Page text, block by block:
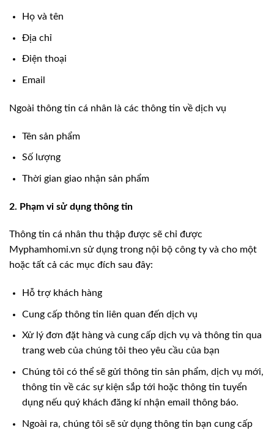
Họ và tên
Địa chỉ
Điện thoại
Email
Ngoài thông tin cá nhân là các thông tin về dịch vụ
Tên sản phẩm
Số lượng
Thời gian giao nhận sản phẩm
2. Phạm vi sử dụng thông tin
Thông tin cá nhân thu thập được sẽ chỉ được
Myphamhomi.vn sử dụng trong nội bộ công ty và cho một
hoặc tất cả các mục đích sau đây:
Hỗ trợ khách hàng
Cung cấp thông tin liên quan đến dịch vụ
Xử lý đơn đặt hàng và cung cấp dịch vụ và thông tin qua
trang web của chúng tôi theo yêu cầu của bạn
Chúng tôi có thể sẽ gửi thông tin sản phẩm, dịch vụ mới,
thông tin về các sự kiện sắp tới hoặc thông tin tuyển
dụng nếu quý khách đăng kí nhận email thông báo.
Ngoài ra, chúng tôi sẽ sử dụng thông tin bạn cung cấp